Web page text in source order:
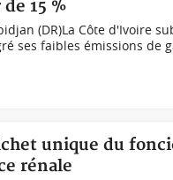
15 %
(DR)La Côte d'Ivoire
ses faibles émissions de
unique du
rénale